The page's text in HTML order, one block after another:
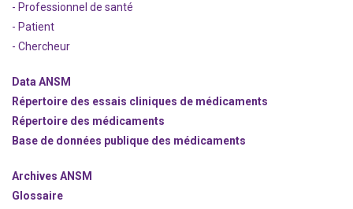
- Professionnel de santé
- Patient
- Chercheur
Data ANSM
Répertoire des essais cliniques de médicaments
Répertoire des médicaments
Base de données publique des médicaments
Archives ANSM
Glossaire